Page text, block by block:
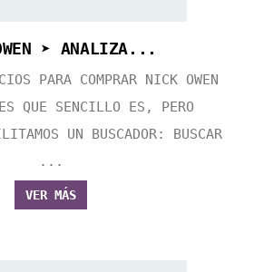
➤ ANALIZA...
PARA COMPRAR NICK OWEN
QUE SENCILLO ES, PERO
UN BUSCADOR: BUSCAR
...
VER MÁS